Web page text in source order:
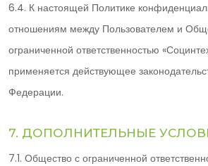
6.4. К настоящей Политике
отношениям между Пользователем и
ограниченной ответственностью
применяется действующее
Федерации.
7. ДОПОЛНИТЕЛЬНЫЕ
7.1. Общество с ограниченной